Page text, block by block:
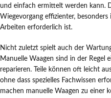
und einfach ermittelt werden kann.
Wiegevorgang effizienter,
Arbeiten erforderlich ist.
Nicht zuletzt spielt auch der
Manuelle Waagen sind in der Regel
reparieren. Teile können oft leicht
ohne dass spezielles Fachwissen
machen manuelle Waagen zu einer